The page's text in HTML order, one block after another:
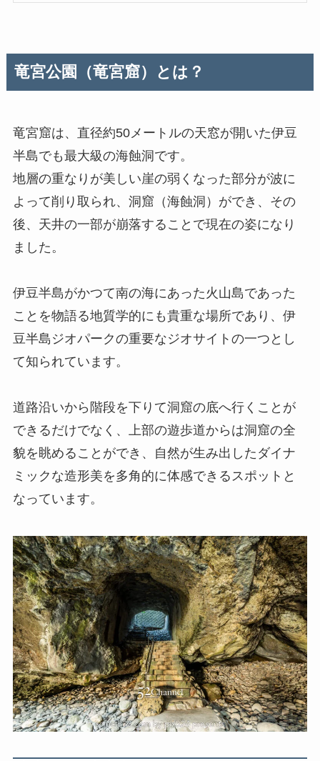
竜宮公園（竜宮窟）とは？
竜宮窟は、直径約50メートルの天窓が開いた伊豆
半島でも最大級の海蝕洞です。
地層の重なりが美しい崖の弱くなった部分が波に
よって削り取られ、洞窟（海蝕洞）ができ、その
後、天井の一部が崩落することで現在の姿になり
ました。
伊豆半島がかつて南の海にあった火山島であった
ことを物語る地質学的にも貴重な場所であり、伊
豆半島ジオパークの重要なジオサイトの一つとし
て知られています。
道路沿いから階段を下りて洞窟の底へ行くことが
できるだけでなく、上部の遊歩道からは洞窟の全
貌を眺めることができ、自然が生み出したダイナ
ミックな造形美を多角的に体感できるスポットと
なっています。